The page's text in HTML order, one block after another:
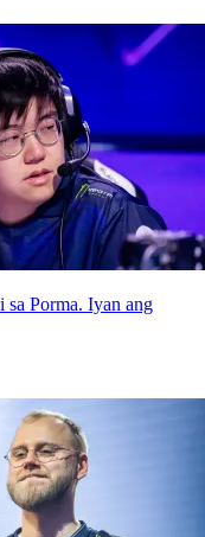
Porma. Iyan ang